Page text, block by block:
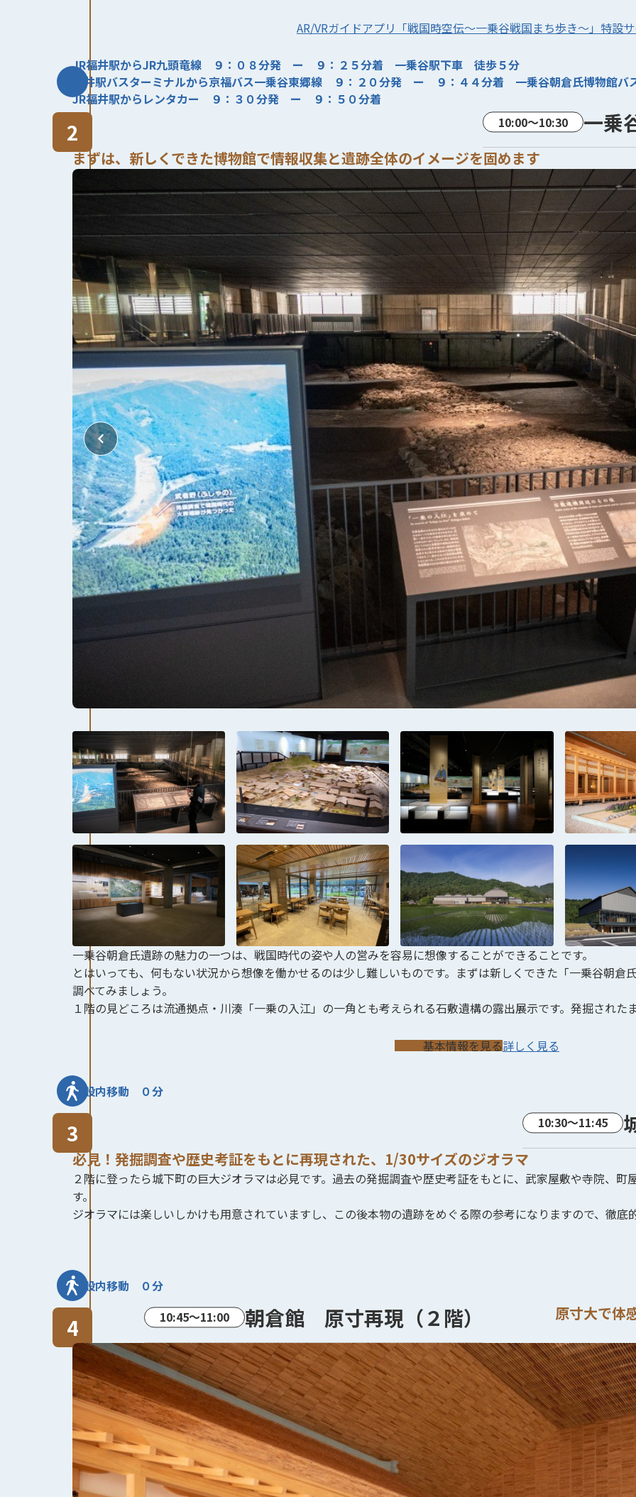
AR/VRガイドアプリ「戦国時空伝～一乗谷戦国まち歩き～」特設
JR福井駅からJR九頭竜線 ９：０８分発 ー ９：２５分着 一乗谷駅下車 徒歩５分
福井駅バスターミナルから京福バス一乗谷東郷線 ９：２０分発 ー ９：４４分着 一乗谷朝倉氏博物館バ
JR福井駅からレンタカー ９：３０分発 ー ９：５０分着
一乗
まずは、新しくできた博物館で情報収集と遺跡全体のイメージを固めます
一乗谷朝倉氏遺跡の魅力の一つは、戦国時代の姿や人の営みを容易に想像することができることです。
とはいっても、何もない状況から想像を働かせるのは少し難しいものです。まずは新しくできた「一乗谷朝倉
調べてみましょう。
１階の見どころは流通拠点・川湊「一乗の入江」の一角とも考えられる石敷遺構の露出展示です。発掘された
詳しく見る
基本情報を見る
Previous
施設内移動 ０分
必見！発掘調査や歴史考証をもとに再現された、1/30サイズのジオラマ
２階に登ったら城下町の巨大ジオラマは必見です。過去の発掘調査や歴史考証をもとに、武家屋敷や寺院、
す。
ジオラマには楽しいしかけも用意されていますし、この後本物の遺跡をめぐる際の参考になりますので、徹底
施設内移動 ０分
朝倉館 原寸再現（２階） 原寸大で体